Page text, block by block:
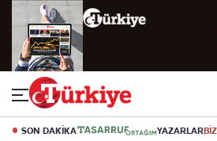
SON DAKİKA YAZARLAR